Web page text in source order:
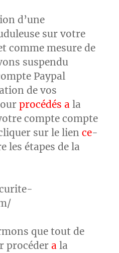
d’une
sur votre
comme mesure de
suspendu
Paypal
de vos
procédés ala
compte compte
sur le lience-
les étapes de la
que tout de
procéderala